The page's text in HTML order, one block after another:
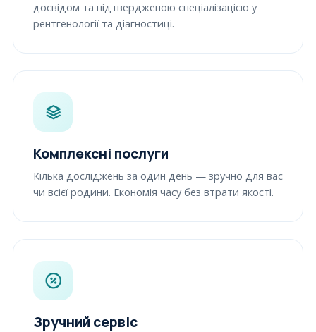
досвідом та підтвердженою спеціалізацією у
рентгенології та діагностиці.
Комплексні послуги
Кілька досліджень за один день — зручно для вас
чи всієї родини. Економія часу без втрати якості.
Зручний сервіс